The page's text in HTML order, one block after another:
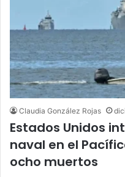
Claudia González Rojas
Estados Unidos
naval en el
ocho muertos